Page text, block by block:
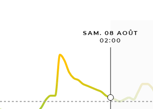
SAM. 08 AOÛT
02:00